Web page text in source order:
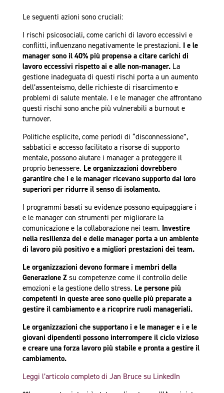
Le seguenti azioni sono cruciali:
I rischi psicosociali, come carichi di lavoro eccessivi e
conflitti, influenzano negativamente le prestazioni. I e le
manager sono il 40% più propensə a citare carichi di
lavoro eccessivi rispetto ai e alle non-manager.La
gestione inadeguata di questi rischi porta a un aumento
dell’assenteismo, delle richieste di risarcimento e
problemi di salute mentale. I e le manager che affrontano
questi rischi sono anche più vulnerabili a burnout e
turnover.
Politiche esplicite, come periodi di “disconnessione”,
sabbatici e accesso facilitato a risorse di supporto
mentale, possono aiutare i manager a proteggere il
proprio benessere. Le organizzazioni dovrebbero
garantire che i e le manager ricevano supporto dai loro
superiori per ridurre il senso di isolamento.
I programmi basati su evidenze possono equipaggiare i
e le manager con strumenti per migliorare la
comunicazione e la collaborazione nei team. Investire
nella resilienza dei e delle manager porta a un ambiente
di lavoro più positivo e a migliori prestazioni dei team.
Le organizzazioni devono formare i membri della
Generazione Zsu competenze come il controllo delle
emozioni e la gestione dello stress. Le persone più
competenti in queste aree sono quelle più preparate a
gestire il cambiamento e a ricoprire ruoli manageriali.
Le organizzazioni che supportano i e le manager e i e le
giovani dipendenti possono interrompere il ciclo vizioso
e creare una forza lavoro più stabile e pronta a gestire il
cambiamento.
Leggi l’articolo completo di Jan Bruce su LinkedIn